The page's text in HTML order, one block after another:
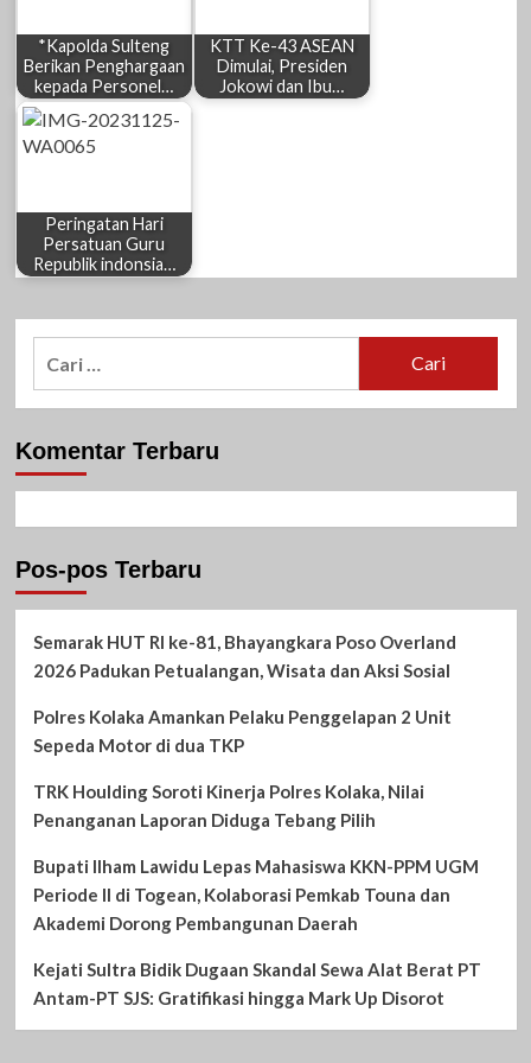
*Kapolda Sulteng
Berikan Penghargaan
kepada Personel…
KTT Ke-43 ASEAN
Dimulai, Presiden
Jokowi dan Ibu…
Peringatan Hari
Persatuan Guru
Republik indonsia…
Komentar Terbaru
Pos-pos Terbaru
Semarak HUT RI ke-81, Bhayangkara Poso Overland
2026 Padukan Petualangan, Wisata dan Aksi Sosial
Polres Kolaka Amankan Pelaku Penggelapan 2 Unit
Sepeda Motor di dua TKP
TRK Houlding Soroti Kinerja Polres Kolaka, Nilai
Penanganan Laporan Diduga Tebang Pilih
Bupati Ilham Lawidu Lepas Mahasiswa KKN-PPM UGM
Periode II di Togean, Kolaborasi Pemkab Touna dan
Akademi Dorong Pembangunan Daerah
Kejati Sultra Bidik Dugaan Skandal Sewa Alat Berat PT
Antam-PT SJS: Gratifikasi hingga Mark Up Disorot